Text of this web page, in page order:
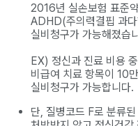
2016년 실손보험 표준
ADHD(주의력결핍 과
실비청구가 가능해졌습
EX) 정신과 진료 비용
비급여 치료 항목이 10
실비청구가 가능합니다.
단, 질병코드 F로 분류